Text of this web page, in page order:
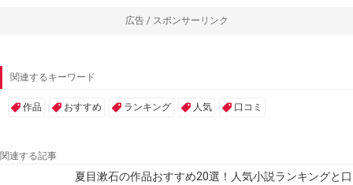
広告 / スポンサーリンク
関連するキーワード
作品 おすすめ ランキング 人気 口コミ
関連する記事
夏目漱石の作品おすすめ20選！人気小説ランキングと口